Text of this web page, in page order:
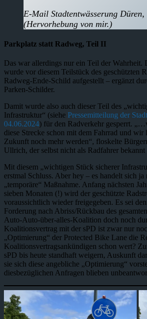
E-Mail Stadtentwässerung
(Hervorhebung von mir.)
Parkplatz statt Radweg, Teil II
Das war allerdings nur ein Teil der Wahrheit.
wurde vor diesem Teilstück des geschützten
Radweg-Ende-Schild aufgestellt – ergänzt
Parken-Schilder.
Damit wurde also auch dieser Teil des
Infrastruktur“ (siehe Pressemitteilung der
04.06.2024) für den Radverkehr gesperrt.
diese Strecke schon mit dem Fahrrad und wir
Zukunft noch mehr werden“, floskelte
Ullrich, der selbst nicht als Radfahrer bekannt
Mit diesem „wichtigen Stück sicherer
erstmal Schluss. Aber hey – es handelt sich ja
„temporäre“ Maßnahme. Anfang nächsten
sieben Monaten (!) wird der geschützte
voraussichtlich wieder freigegeben. Es sei
Forderung nach Abriss/Rückbau des
Auto-Auto-über-alles-Koalition doch noch
Koalitionsvertrag mit der sPD ist zwar nur
„Optimierung“ der Protected Bike Lane die
Koalitionsvertragsankündigen schon wert?
sPD bis heute standhaft weigern, Auskunft
sie sich diese angebliche „Optimierung“
diesbezüglichen Anfragen blieben